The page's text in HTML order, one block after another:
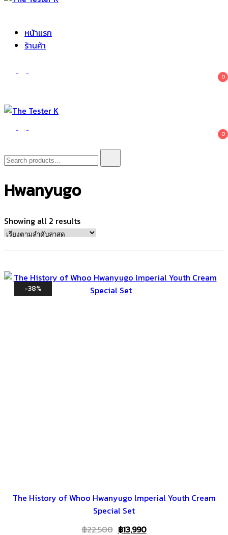
หน้าแรก
ร้านค้า
0
The Tester K
Korean cosmetics 0
Search
for:
Hwanyugo
Showing all 2 resultsSorted
-38%
The History of Whoo Hwanyugo lmperial Youth Cream
Special Set
฿22,500 Original
฿13,990Current